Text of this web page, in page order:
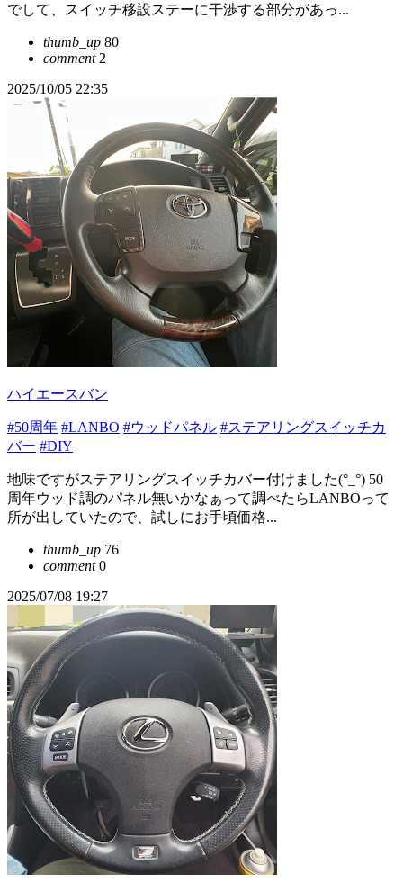
でして、スイッチ移設ステーに干渉する部分があっ...
thumb_up 80
comment2
2025/10/05 22:35
ハイエースバン
#50周年 #LANBO #ウッドパネル #ステアリングスイッチカ
バー #DIY
地味ですがステアリングスイッチカバー付けました(°_°) 50
周年ウッド調のパネル無いかなぁって調べたらLANBOって
所が出していたので、試しにお手頃価格...
thumb_up 76
comment0
2025/07/08 19:27